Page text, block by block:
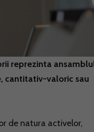
reprezinta
cantitativ-valoric sau
de natura activelor,